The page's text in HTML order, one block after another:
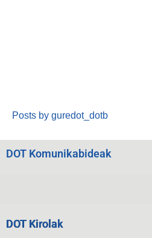
Posts by guredot_dotb
DOT Komunikabideak
DOT Kirolak